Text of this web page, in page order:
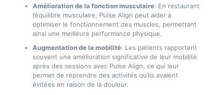
Amélioration de la fonction musculaire: En restaurant
l’équilibre musculaire, Pulse Align peut aider à
optimiser le fonctionnement des muscles, permettant
ainsi une meilleure performance physique.
Augmentation de la mobilité: Les patients rapportent
souvent une amélioration significative de leur mobilité
après des sessions avec Pulse Align, ce qui leur
permet de reprendre des activités qu’ils avaient
évitées en raison de la douleur.